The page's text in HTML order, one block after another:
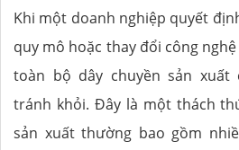
Khi một doanh nghiệp quyết
quy mô hoặc thay đổi công
toàn bộ dây chuyền sản
tránh khỏi. Đây là một thách
sản xuất thường bao gồm